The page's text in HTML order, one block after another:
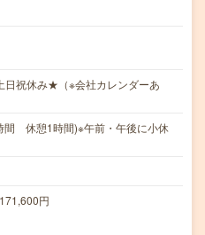
祝休み★（※会社カレンダーあ
間 休憩1時間)※午前・午後に小休
円